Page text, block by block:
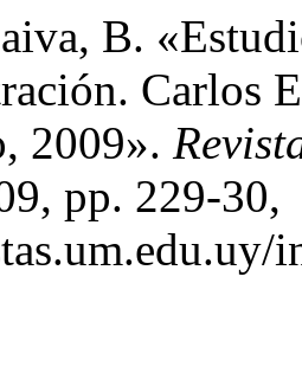
B.
Carlos
2009».
pp. 229-30,